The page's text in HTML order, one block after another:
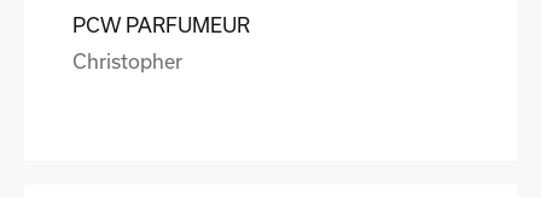
PCW PARFUMEUR
Christopher